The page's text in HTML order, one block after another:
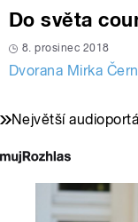
Do světa
8. prosinec 2018
Dvorana Mirka
Největší